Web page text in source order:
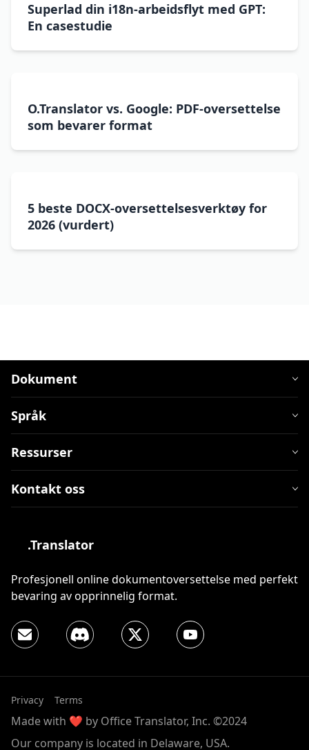
Superlad din i18n-arbeidsflyt med GPT:
En casestudie
O.Translator vs. Google: PDF-oversettelse
som bevarer format
5 beste DOCX-oversettelsesverktøy for
2026 (vurdert)
Dokument
Språk
Ressurser
Kontakt oss
.Translator
Profesjonell online dokumentoversettelse med perfekt
bevaring av opprinnelig format.
Privacy Terms
Made with ❤️ by Office Translator, Inc. ©2024
Our company is located in Delaware, USA.